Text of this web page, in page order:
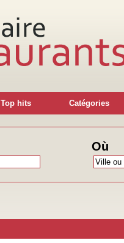
Top hits Catégories
Où